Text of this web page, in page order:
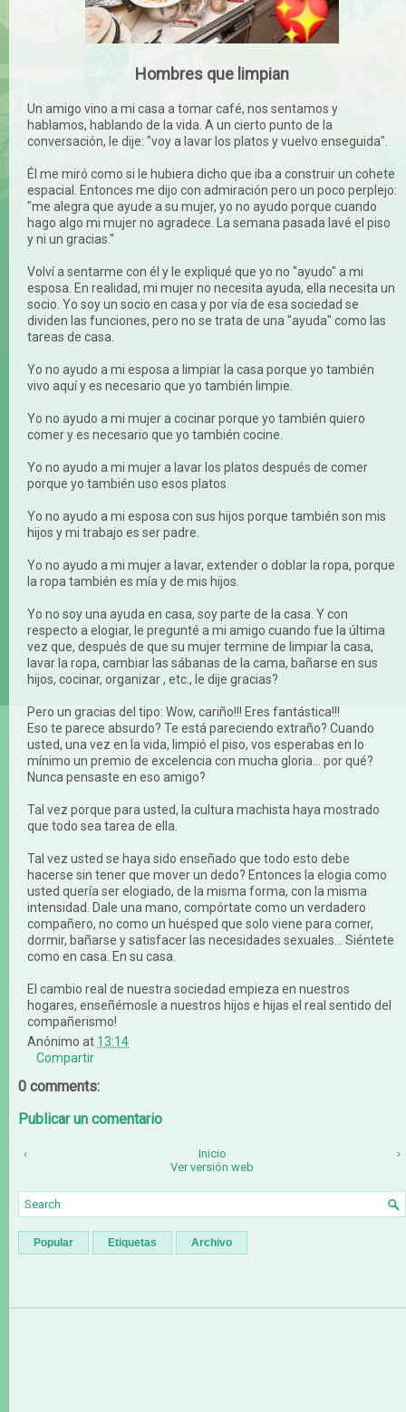
Hombres que limpian
Un amigo vino a mi casa a tomar café, nos sentamos y
hablamos, hablando de la vida. A un cierto punto de la
conversación, le dije: "voy a lavar los platos y vuelvo enseguida".
Él me miró como si le hubiera dicho que iba a construir un cohete
espacial. Entonces me dijo con admiración pero un poco perplejo:
"me alegra que ayude a su mujer, yo no ayudo porque cuando
hago algo mi mujer no agradece. La semana pasada lavé el piso
y ni un gracias."
Volví a sentarme con él y le expliqué que yo no "ayudo" a mi
esposa. En realidad, mi mujer no necesita ayuda, ella necesita un
socio. Yo soy un socio en casa y por vía de esa sociedad se
dividen las funciones, pero no se trata de una "ayuda" como las
tareas de casa.
Yo no ayudo a mi esposa a limpiar la casa porque yo también
vivo aquí y es necesario que yo también limpie.
Yo no ayudo a mi mujer a cocinar porque yo también quiero
comer y es necesario que yo también cocine.
Yo no ayudo a mi mujer a lavar los platos después de comer
porque yo también uso esos platos.
Yo no ayudo a mi esposa con sus hijos porque también son mis
hijos y mi trabajo es ser padre.
Yo no ayudo a mi mujer a lavar, extender o doblar la ropa, porque
la ropa también es mía y de mis hijos.
Yo no soy una ayuda en casa, soy parte de la casa. Y con
respecto a elogiar, le pregunté a mi amigo cuando fue la última
vez que, después de que su mujer termine de limpiar la casa,
lavar la ropa, cambiar las sábanas de la cama, bañarse en sus
hijos, cocinar, organizar , etc., le dije gracias?
Pero un gracias del tipo: Wow, cariño!!! Eres fantástica!!!
Eso te parece absurdo? Te está pareciendo extraño? Cuando
usted, una vez en la vida, limpió el piso, vos esperabas en lo
mínimo un premio de excelencia con mucha gloria... por qué?
Nunca pensaste en eso amigo?
Tal vez porque para usted, la cultura machista haya mostrado
que todo sea tarea de ella.
Tal vez usted se haya sido enseñado que todo esto debe
hacerse sin tener que mover un dedo? Entonces la elogia como
usted quería ser elogiado, de la misma forma, con la misma
intensidad. Dale una mano, compórtate como un verdadero
compañero, no como un huésped que solo viene para comer,
dormir, bañarse y satisfacer las necesidades sexuales... Siéntete
como en casa. En su casa.
El cambio real de nuestra sociedad empieza en nuestros
hogares, enseñémosle a nuestros hijos e hijas el real sentido del
compañerismo!
Anónimo at 13:14
Compartir
0 comments:
Publicar un comentario
‹ ›
Inicio
Ver versión web
Popular Etiquetas Archivo